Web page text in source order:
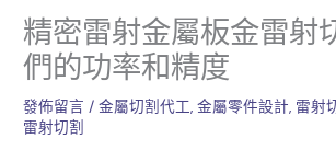
精密雷射金屬板金雷射
們的功率和精度
發佈留言 /金屬切割代工,金屬零件設計, 雷射
雷射切割